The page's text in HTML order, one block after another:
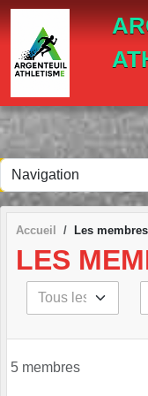
Accueil Les membres
LES
5 membres
Panneau de gestion